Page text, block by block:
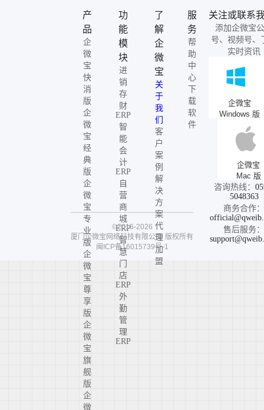
产
品
企
微
宝
快
消
版
企
微
宝
经
典
版
企
微
宝
专
业
版
企
微
宝
尊
享
版
企
微
宝
旗
舰
版
企
微
功
能
模
块
进
销
存
财
ERP
智
能
会
计
ERP
自
营
商
城
ERP
智
慧
门
店
ERP
外
勤
管
理
ERP
了
解
企
微
宝
关
于
我
们
客
户
案
例
解
决
方
案
代
理
加
盟
服
务
帮
助
中
心
下
载
软
件
关注或联系
添加企微宝
号、视频号、
实时资讯
企微宝
Windows 版
企微宝
Mac 版
咨询热线：
5048363
商务合作：
售后服务：
©2016-2026
厦门企微宝网络科技有限公司 版权所有
闽ICP备16015739号-1